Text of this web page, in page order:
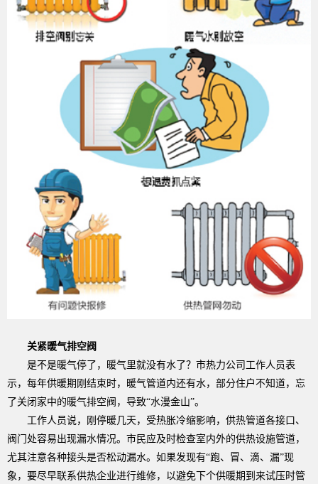
关紧暖气排空阀
是不是暖气停了，暖气里就没有水了？市热力公司工作人员表
示，每年供暖期刚结束时，暖气管道内还有水，部分住户不知道，忘
了关闭家中的暖气排空阀，导致“水漫金山”。
工作人员说，刚停暖几天，受热胀冷缩影响，供热管道各接口、
阀门处容易出现漏水情况。市民应及时检查室内外的供热设施管道，
尤其注意各种接头是否松动漏水。如果发现有“跑、冒、滴、漏”现
象，要尽早联系供热企业进行维修，以避免下个供暖期到来试压时管